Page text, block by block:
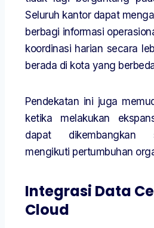
Seluruh kantor dapat
berbagi informasi
koordinasi harian secara
berada di kota yang
Pendekatan ini juga
ketika melakukan
dapat dikembangkan
mengikuti pertumbuhan
Integrasi Data
Cloud